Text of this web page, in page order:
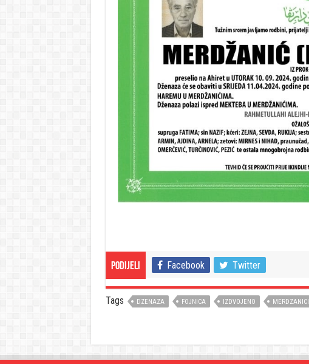
Podijeli Facebook Twitter
Tags DZENAZA FOJNICA IZDVOJENO MERDZANICI